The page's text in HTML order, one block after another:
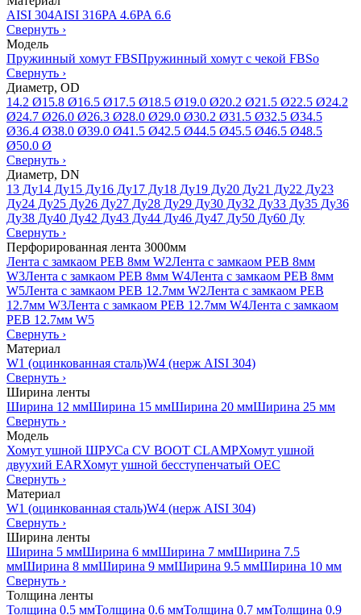
AISI 304AISI 316PA 4.6PA 6.6
Свернуть ›
Модель
Пружинный хомут FBSПружинный хомут с чекой FBSo
Свернуть ›
Диаметр, OD
14.2 Ø15.8 Ø16.5 Ø17.5 Ø18.5 Ø19.0 Ø20.2 Ø21.5 Ø22.5 Ø24.2
Ø24.7 Ø26.0 Ø26.3 Ø28.0 Ø29.0 Ø30.2 Ø31.5 Ø32.5 Ø34.5
Ø36.4 Ø38.0 Ø39.0 Ø41.5 Ø42.5 Ø44.5 Ø45.5 Ø46.5 Ø48.5
Ø50.0 Ø
Свернуть ›
Диаметр, DN
13 Ду14 Ду15 Ду16 Ду17 Ду18 Ду19 Ду20 Ду21 Ду22 Ду23
Ду24 Ду25 Ду26 Ду27 Ду28 Ду29 Ду30 Ду32 Ду33 Ду35 Ду36
Ду38 Ду40 Ду42 Ду43 Ду44 Ду46 Ду47 Ду50 Ду60 Ду
Свернуть ›
Перфорированная лента 3000мм
Лента с замкаом PEB 8мм W2Лента с замкаом PEB 8мм
W3Лента с замкаом PEB 8мм W4Лента с замкаом PEB 8мм
W5Лента с замкаом PEB 12.7мм W2Лента с замкаом PEB
12.7мм W3Лента с замкаом PEB 12.7мм W4Лента с замкаом
PEB 12.7мм W5
Свернуть ›
Материал
W1 (оцинкованная сталь)W4 (нерж AISI 304)
Свернуть ›
Ширина ленты
Ширина 12 ммШирина 15 ммШирина 20 ммШирина 25 мм
Свернуть ›
Модель
Хомут ушной ШРУСа CV BOOT CLAMPХомут ушной
двуухий EARХомут ушной бесступенчатый OEC
Свернуть ›
Материал
W1 (оцинкованная сталь)W4 (нерж AISI 304)
Свернуть ›
Ширина ленты
Ширина 5 ммШирина 6 ммШирина 7 ммШирина 7.5
ммШирина 8 ммШирина 9 ммШирина 9.5 ммШирина 10 мм
Свернуть ›
Толщина ленты
Толщина 0.5 ммТолщина 0.6 ммТолщина 0.7 ммТолщина 0.9